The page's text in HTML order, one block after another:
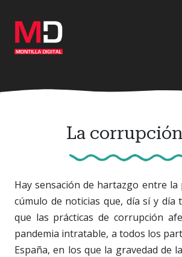
contenido
principal
La
Hay sensación de hartazgo entre
cúmulo de noticias que, día sí y día
que las prácticas de corrupción
pandemia intratable, a todos los
España, en los que la gravedad de